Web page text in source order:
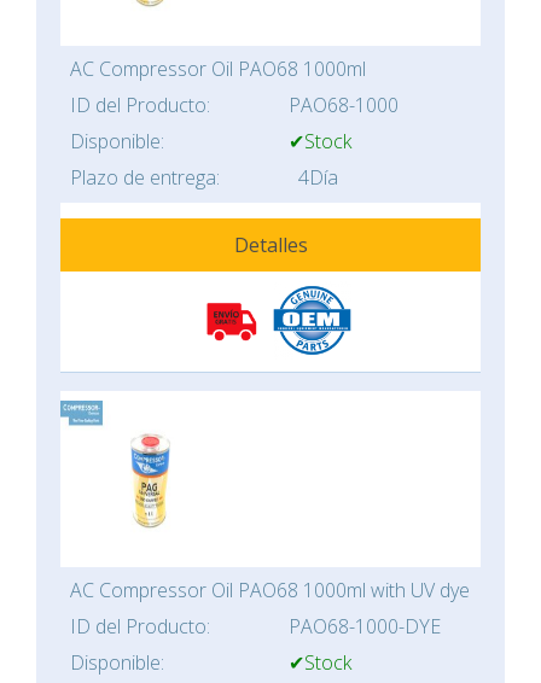
AC Compressor Oil PAO68 1000ml
ID del Producto:
PAO68-1000
Disponible:
✔Stock
Plazo de entrega:
4Día
Detalles
AC Compressor Oil PAO68 1000ml with UV dye
ID del Producto:
PAO68-1000-DYE
Disponible:
✔Stock